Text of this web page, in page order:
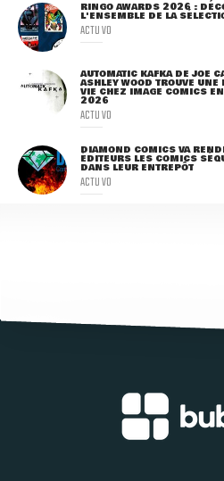
RINGO AWARDS 2026 :
L'ENSEMBLE DE LA
ACTU VO
AUTOMATIC KAFKA DE JOE
ASHLEY WOOD TROUVE UNE
VIE CHEZ IMAGE COMICS
2026
ACTU VO
DIAMOND COMICS VA
ÉDITEURS LES COMICS
DANS LEUR ENTREPÔT
ACTU VO